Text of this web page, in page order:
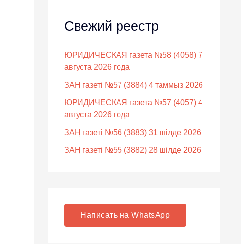
Свежий реестр
ЮРИДИЧЕСКАЯ газета №58 (4058) 7
августа 2026 года
ЗАҢ газеті №57 (3884) 4 таммыз 2026
ЮРИДИЧЕСКАЯ газета №57 (4057) 4
августа 2026 года
ЗАҢ газеті №56 (3883) 31 шілде 2026
ЗАҢ газеті №55 (3882) 28 шілде 2026
Написать на WhatsApp